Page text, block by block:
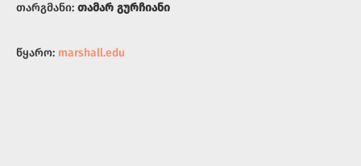
თარგმანი: თამარ გურჩიანი
წყარო: marshall.edu